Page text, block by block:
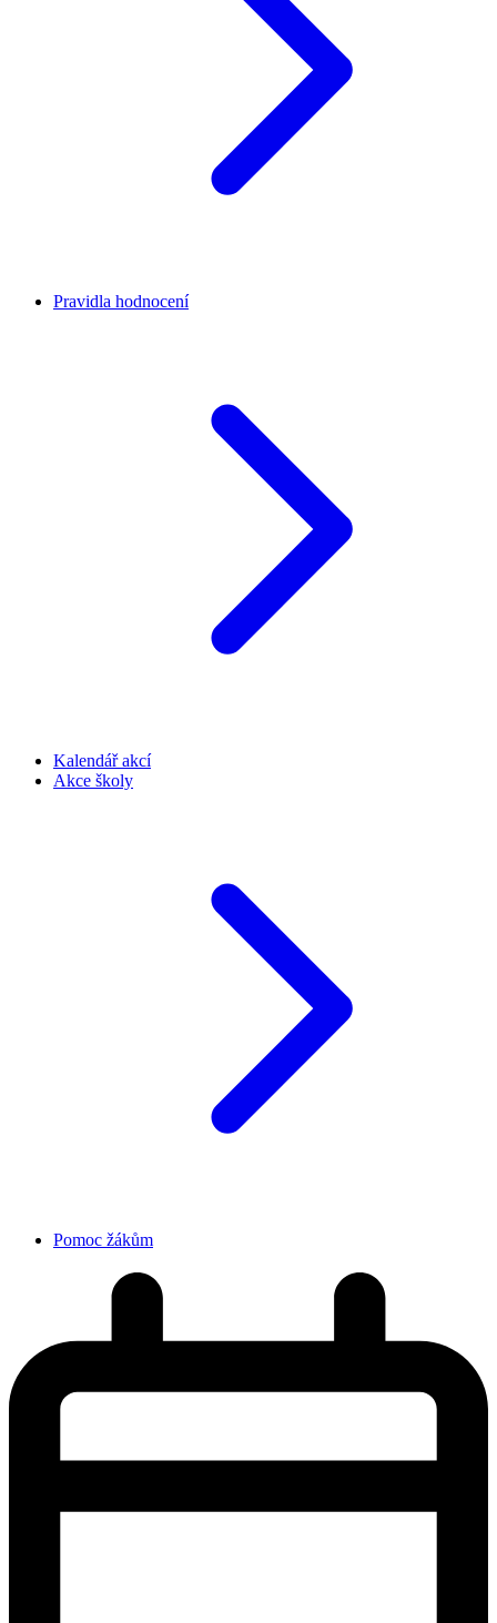
Pravidla hodnocení
Kalendář akcí
Akce školy
Pomoc žákům